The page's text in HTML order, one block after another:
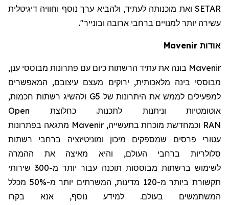
SETAR ואת מוכנותה לעתיד, ולהביא ערך נוסף וחוויה דיגיטלית
עשירה יותר למנויים ברחבי ארובה ובונייר".
אודות Mavenir
Mavenir בונה את עתיד הרשתות כיום עם פתרונות מבוססי ענן,
מבוססי בינה מלאכותית, ירוקים מעצם עיצובם, המאפשרים
למפעילים לממש את היתרונות של 5
G ולהשיג רשתות חכמות,
אוטומטיות וניתנות לתכנות. כחלוצת Open
RAN וכמחדשת מוכחת בתעשייה,Mavenir מתגאה בפתרונות
עטורי פרסים שמספקים מיכון ומוניטיזציה ברחבי רשתות
סלולריות ברחבי העולם, והיא מאיצה את ההמרה
לשימוש ברשתות מבוססות תוכנה עבור יותר מ-300 שירותי
תקשורת ביותר מ-120 מדינות, המשרתים יותר מ-50% מכלל
המשתמשים בעולם. למידע נוסף, אנא בקרו